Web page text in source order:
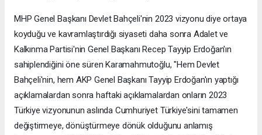
MHP Genel Başkanı Devlet Bahçeli'nin 2023 vizyonu diye ortaya
koyduğu ve kavramlaştırdığı siyaseti daha sonra Adalet ve
Kalkınma Partisi'nin Genel Başkanı Recep Tayyip Erdoğan'ın
sahiplendiğini öne süren Karamahmutoğlu, "Hem Devlet
Bahçeli'nin, hem AKP Genel Başkanı Tayyip Erdoğan'ın yaptığı
açıklamalardan sonra haftaki açıklamalardan onların 2023
Türkiye vizyonunun aslında Cumhuriyet Türkiye'sini tamamen
değiştirmeye, dönüştürmeye dönük olduğunu anlamış